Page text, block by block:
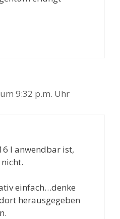
9:32 p.m. Uhr
I anwendbar ist,
einfach…denke
herausgegeben